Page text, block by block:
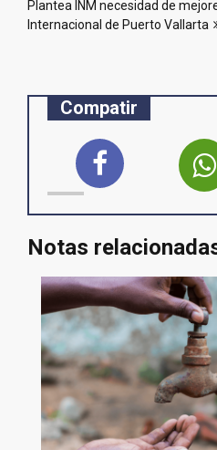
Plantea INM necesidad de
Internacional de Puerto Vallarta
Compatir
Notas